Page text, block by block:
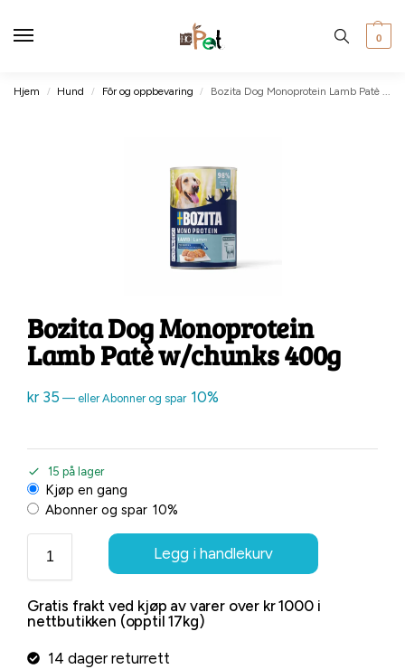
0
Hjem / Hund / Fôr og oppbevaring / Bozita Dog Monoprotein Lamb Patè w/chunks 400g
Bozita Dog Monoprotein
Lamb Patè w/chunks 400g
kr35 — eller Abonner og spar 10%
15 på lager
Kjøp en gang
Abonner og spar 10%
Legg i handlekurv
Gratis frakt ved kjøp av varer over kr 1000 i
nettbutikken (opptil 17kg)
14 dager returrett